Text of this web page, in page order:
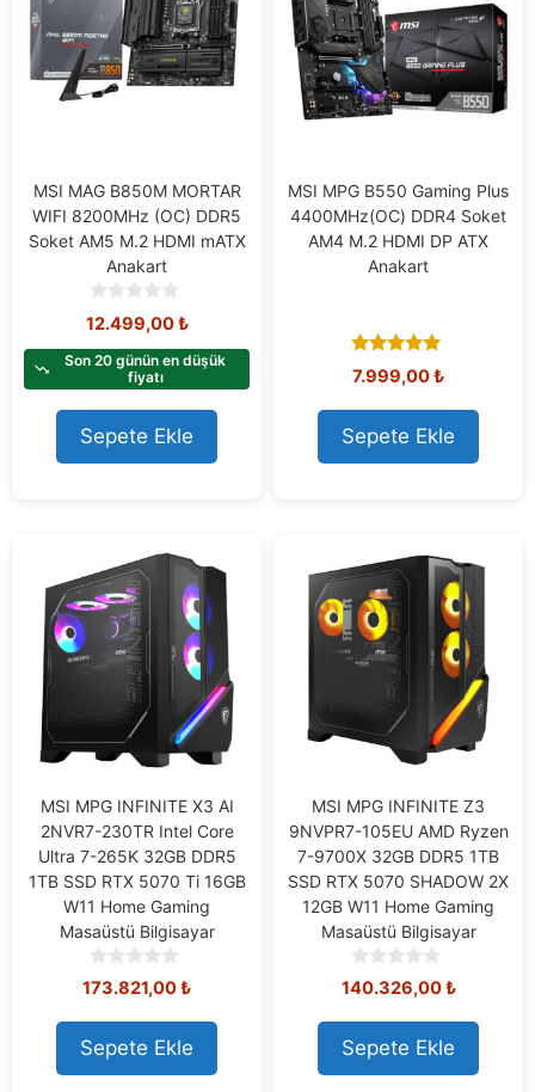
MSI MAG B850M MORTAR
WIFI 8200MHz (OC) DDR5
Soket AM5 M.2 HDMI mATX
Anakart
0
o
u
5
12.499,00₺
Son 20 günün en düşük
fiyatı
Sepete Ekle
MSI MPG B550 Gaming Plus
4400MHz(OC) DDR4 Soket
AM4 M.2 HDMI DP ATX
Anakart
5.00
out of 5
7.999,00₺
Sepete Ekle
MSI MPG INFINITE X3 AI
2NVR7-230TR Intel Core
Ultra 7-265K 32GB DDR5
1TB SSD RTX 5070 Ti 16GB
W11 Home Gaming
Masaüstü Bilgisayar
0
o
u
t
o
f
173.821,00₺
Sepete Ekle
MSI MPG INFINITE Z3
9NVPR7-105EU AMD Ryzen
7-9700X 32GB DDR5 1TB
SSD RTX 5070 SHADOW 2X
12GB W11 Home Gaming
Masaüstü Bilgisayar
0
o
u
t
o
f
140.326,00₺
Sepete Ekle